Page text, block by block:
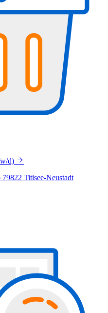
d)
Titisee-Neustadt